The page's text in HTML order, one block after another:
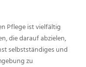
Pflege ist vielfältig
die darauf abzielen,
selbstständiges und
zu